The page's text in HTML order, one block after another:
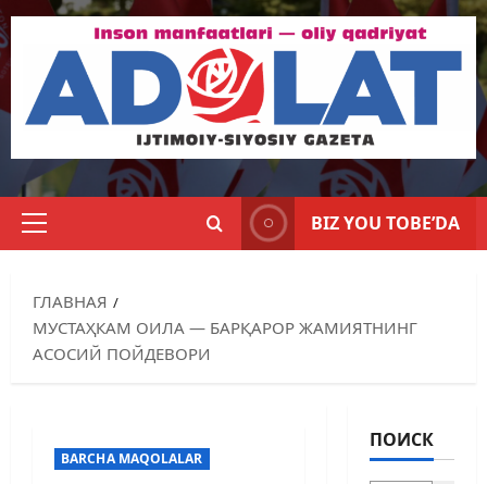
BIZ YOU TOBE’DA
ГЛАВНАЯ
МУСТАҲКАМ ОИЛА — БАРҚАРОР ЖАМИЯТНИНГ
АСОСИЙ ПОЙДЕВОРИ
BARCHA MAQOLALAR
ПОИСК